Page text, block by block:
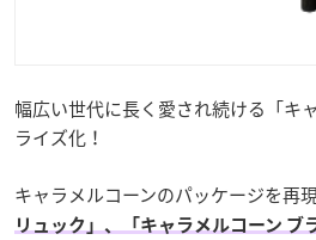
幅広い世代に長く愛され続ける「キ
ライズ化！
キャラメルコーンのパッケージを再
リュック」、「キャラメルコーン ブ